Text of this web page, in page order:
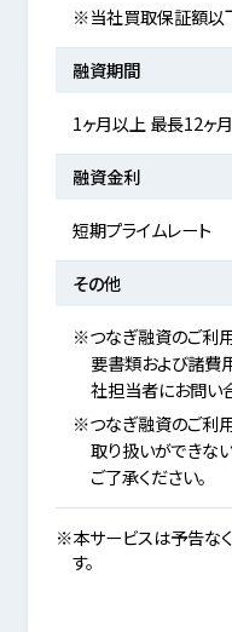
※当社買取保証額以
融資期間
1ヶ月以上 最長12ヶ月
融資金利
短期プライムレート
その他
※つなぎ融資のご利
要書類および諸費
社担当者にお問い
※つなぎ融資のご利
取り扱いができな
ご了承ください。
※本サービスは予告な
す。